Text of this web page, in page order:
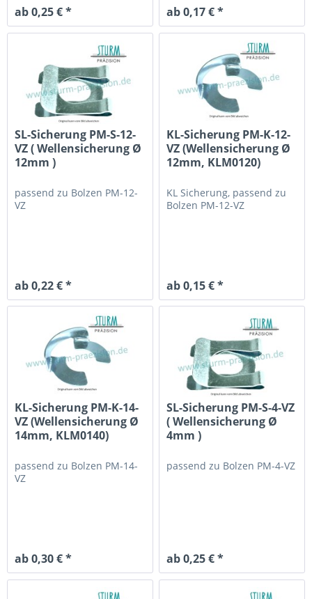
ab 0,25 € * ab 0,17 € *
SL-Sicherung PM-S-12-
VZ ( Wellensicherung Ø
12mm )
passend zu Bolzen PM-12-
VZ
ab 0,22 € *
KL-Sicherung PM-K-12-
VZ (Wellensicherung Ø
12mm, KLM0120)
KL Sicherung, passend zu
Bolzen PM-12-VZ
ab 0,15 € *
KL-Sicherung PM-K-14-
VZ (Wellensicherung Ø
14mm, KLM0140)
passend zu Bolzen PM-14-
VZ
ab 0,30 € *
SL-Sicherung PM-S-4-VZ
( Wellensicherung Ø
4mm )
passend zu Bolzen PM-4-VZ
ab 0,25 € *